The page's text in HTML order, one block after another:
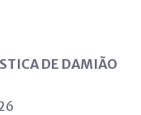
DE DAMIÃO